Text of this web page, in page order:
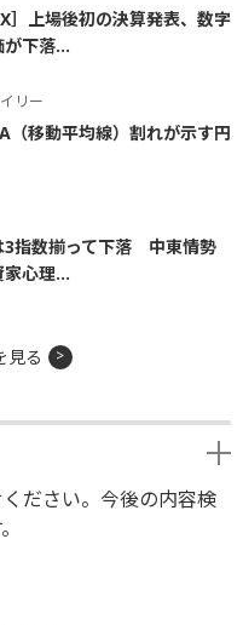
］上場後初の決算発表、数字
下落...
リー
（移動平均線）割れが示す円
3指数揃って下落 中東情勢
心理...
見る
ださい。今後の内容検